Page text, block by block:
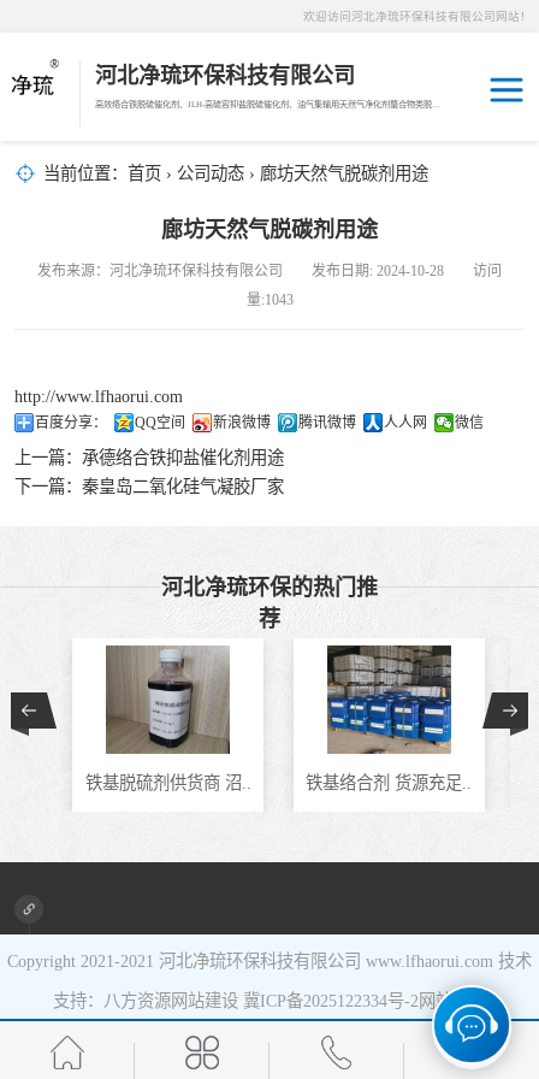
欢迎访问河北净琉环保科技有限公司网站！
河北净琉环保科技有限公司
高效络合铁脱硫催化剂、JLH-高硫容抑盐脱硫催化剂、油气集输用天然气净化剂螯合物类脱硫剂，液相氧化还原脱硫催化剂、液相氧化还原脱硫补充剂、液相氧化还原脱硫溶液分散剂、JL-12活化MDEA脱碳剂、JL-14深度脱碳剂、沼气脱硫剂、焦油破乳剂
当前位置： 首页 › 公司动态 › 廊坊天然气脱碳剂用途
廊坊天然气脱碳剂用途
发布来源：河北净琉环保科技有限公司 发布日期: 2024-10-28 访问
量:1043
http://www.lfhaorui.com
百度分享： QQ空间 新浪微博 腾讯微博 人人网 微信
上一篇： 承德络合铁抑盐催化剂用途
下一篇： 秦皇岛二氧化硅气凝胶厂家
河北净琉环保的热门推
荐
铁基脱硫剂供货商 沼.. 铁基络合剂 货源充足..
Copyright 2021-2021 河北净琉环保科技有限公司 www.lfhaorui.com 技术
支持：八方资源 网站建设 冀ICP备2025122334号-2 网站地图
天然气脱碳剂
剂
天然气脱硫剂
羰基硫脱除催化
高硫容抑盐脱硫
催化剂
液相氧化还原脱
液相氧化还原脱
硫补充剂
油气集输用天然
气净化剂螯合物
硫酸锰系复合型